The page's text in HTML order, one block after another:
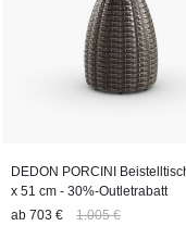
DEDON PORCINI
x 51 cm - 30%-Outletrabatt
ab 703 € 1.005 €